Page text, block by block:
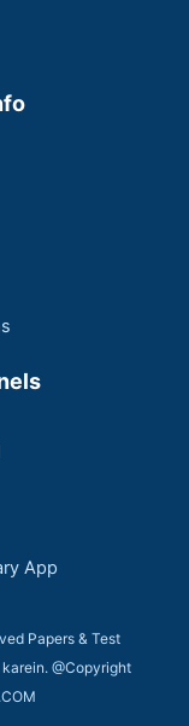
App
Papers & Test
@Copyright